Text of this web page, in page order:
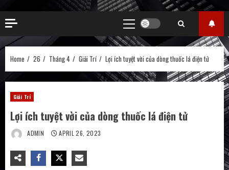
Primary
Menu
Home 26 Tháng 4 Giải Trí Lợi ích tuyệt vời của dòng thuốc lá điện tử
Giải Trí
Lợi ích tuyệt vời của dòng thuốc lá điện tử
ADMIN APRIL 26, 2023